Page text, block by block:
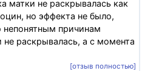
матки не раскрывалась как
но эффекта не было,
непонятным причинам
раскрывалась, а с момента
[отзыв полностью]